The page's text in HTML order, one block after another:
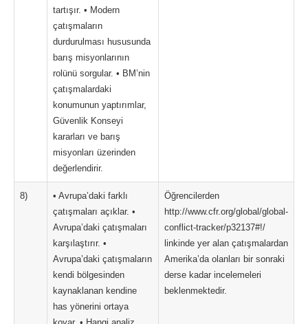
tartışır. • Modern
çatışmaların
durdurulması hususunda
barış misyonlarının
rolünü sorgular. • BM’nin
çatışmalardaki
konumunun yaptırımlar,
Güvenlik Konseyi
kararları ve barış
misyonları üzerinden
değerlendirir.
8)
• Avrupa’daki farklı
çatışmaları açıklar. •
Avrupa’daki çatışmaları
karşılaştırır. •
Avrupa’daki çatışmaların
kendi bölgesinden
kaynaklanan kendine
has yönerini ortaya
Öğrencilerden
http://www.cfr.org/global/global-
conflict-tracker/p32137#!/
linkinde yer alan çatışmalardan
Amerika’da olanları bir sonraki
derse kadar incelemeleri
beklenmektedir.